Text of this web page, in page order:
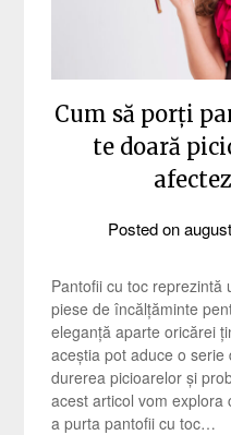
Cum să porți
te doară
Posted on
Pantofii cu toc reprezintă
piese de încălțăminte
eleganță aparte oricărei
aceștia pot aduce o
durerea picioarelor și
acest articol vom
a purta pantofii cu toc…